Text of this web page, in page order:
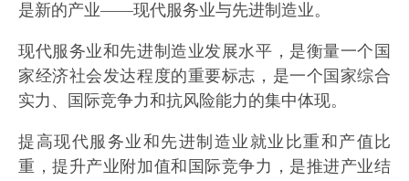
是新的产业——现代服务业与先进制造业。
现代服务业和先进制造业发展水平，是衡量一个国
家经济社会发达程度的重要标志，是一个国家综合
实力、国际竞争力和抗风险能力的集中体现。
提高现代服务业和先进制造业就业比重和产值比
重，提升产业附加值和国际竞争力，是推进产业结